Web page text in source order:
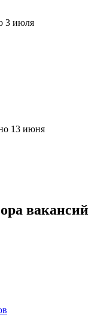
3 июля
13 июня
вакансий